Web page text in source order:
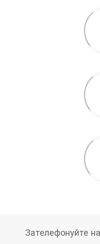
Зателефонуйте